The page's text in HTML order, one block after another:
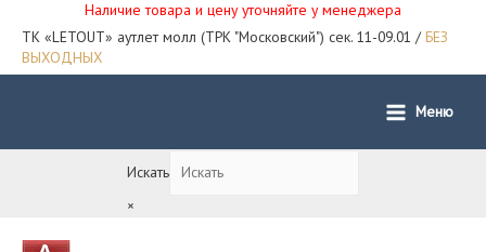
Наличие товара и цену уточняйте у менеджера
ТК «LETOUT» аутлет молл (ТРК "Московский") сек. 11-09.01 / БЕЗ
ВЫХОДНЫХ
Main
Меню
Искать
×